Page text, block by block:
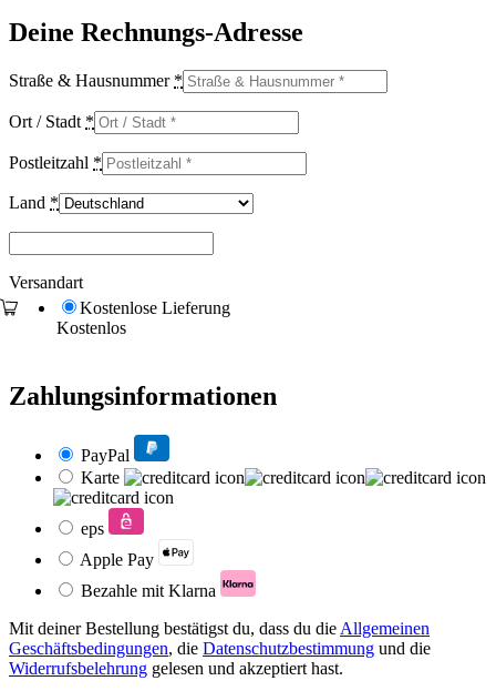
Deine Rechnungs-Adresse
Straße & Hausnummer *
Ort / Stadt *
Postleitzahl *
Land *
Versandart
Kostenlose Lieferung
Kostenlos
Zahlungsinformationen
PayPal
Karte
eps
Apple Pay
Bezahle mit Klarna
Mit deiner Bestellung bestätigst du, dass du die Allgemeinen
Geschäftsbedingungen, die Datenschutzbestimmung und die
Widerrufsbelehrung gelesen und akzeptiert hast.